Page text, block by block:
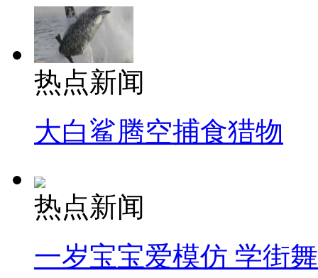
热点新闻
大白鲨腾空捕食猎物
热点新闻
一岁宝宝爱模仿 学街